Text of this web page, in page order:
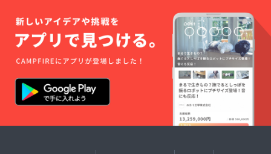
せん
が、ご
了承く
ださ
い。